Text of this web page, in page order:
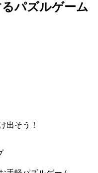
パズルゲーム
出そう！